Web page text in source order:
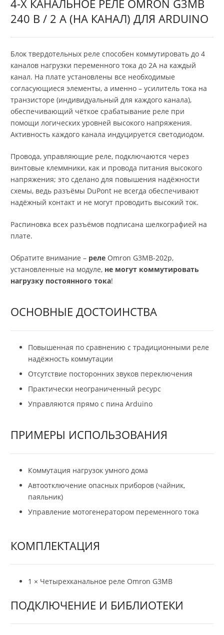
4-X КАНАЛЬНОЕ РЕЛЕ OMRON G3MB
240 В / 2 А (НА КАНАЛ) ДЛЯ ARDUINO
Блок твердотельных реле способен коммутировать до 4
каналов нагрузки переменного тока до 2А на каждый
канал. На плате установлены все необходимые
согласующиеся элементы, а именно – усилитель тока на
транзисторе (индивидуальный для каждого канала),
обеспечивающий чёткое срабатывание реле при
помощи логических уровней высокого напряжения.
Активность каждого канала индуцируется светодиодом.
Провода, управляющие реле, подключаются через
винтовые клеммники, как и провода питания высокого
напряжения; это сделано для повышения надёжности
схемы, ведь разъёмы DuPont не всегда обеспечивают
надёжный контакт и не могут проводить высокий ток.
Распиновка всех разъёмов подписана шелкографией на
плате.
Обратите внимание – реле Omron G3MB-202p,
установленные на модуле, не могут коммутировать
нагрузку постоянного тока!
ОСНОВНЫЕ ДОСТОИНСТВА
Повышенная по сравнению с традиционными реле
надёжность коммутации
Отсутствие посторонних звуков переключения
Практически неограниченный ресурс
Управляются прямо с пина Arduino
ПРИМЕРЫ ИСПОЛЬЗОВАНИЯ
Коммутация нагрузок умного дома
Автоотключение опасных приборов (чайник,
паяльник)
Управление мотогенератором переменного тока
КОМПЛЕКТАЦИЯ
1 × Четырехканальное реле Omron G3MB
ПОДКЛЮЧЕНИЕ И БИБЛИОТЕКИ